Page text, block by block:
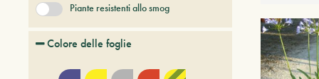
Piante resistenti allo smog
Colore delle foglie